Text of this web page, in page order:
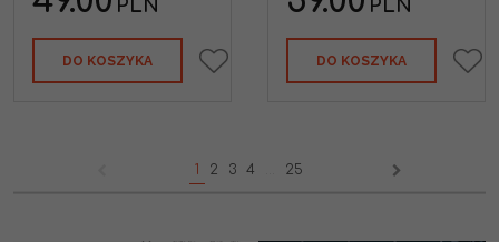
PLN
DO KOSZYKA
PLN
DO KOSZYKA
1 2 3 4 25